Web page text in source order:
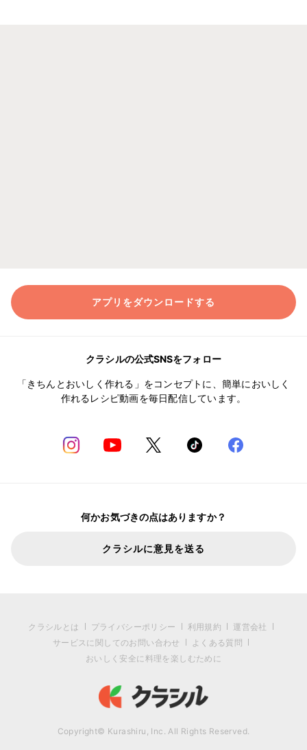
アプリをダウンロードする
クラシルの公式SNSをフォロー
「きちんとおいしく作れる」をコンセプトに、簡単においしく
作れるレシピ動画を毎日配信しています。
何かお気づきの点はありますか？
クラシルに意見を送る
クラシルとは プライバシーポリシー 利用規約
運営会社
サービスに関してのお問い合わせ
よくある質問
おいしく安全に料理を楽しむために
Copyright© Kurashiru, Inc. All Rights Reserved.